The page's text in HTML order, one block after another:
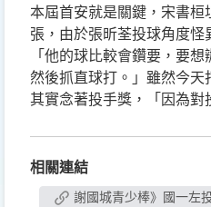
本屆首安就是關鍵，宋書桓
張，由於張昕荃投球角度怪
「他的球比較會鑽要，要
然後抓直球打。」雖然今天
其實念著投手獎，「因為對
相關連結